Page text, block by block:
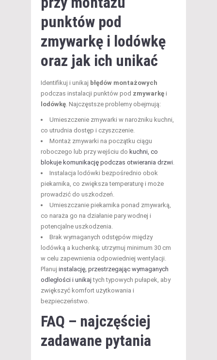
punktów pod
zmywarkę i lodówkę
oraz jak ich unikać
Identifikuj i unikaj błędów montażowych
podczas instalacji punktów pod zmywarkę i
lodówkę . Najczęstsze problemy obejmują:
Umieszczenie zmywarki w narożniku kuchni,
co utrudnia dostęp i czyszczenie.
Montaż zmywarki na początku ciągu
roboczego lub przy wejściu do kuchni, co
blokuje komunikację podczas otwierania drzwi
Instalacja lodówki bezpośrednio obok
piekarnika, co zwiększa temperaturę i może
prowadzić do uszkodzeń.
Umieszczanie piekarnika ponad zmywarką,
co naraża go na działanie pary wodnej i
potencjalne uszkodzenia.
Brak wymaganych odstępów między
lodówką a kuchenką; utrzymuj minimum 30 cm
w celu zapewnienia odpowiedniej wentylacji.
Planuj instalację, przestrzegając wymaganych
odległości i unikaj tych typowych pułapek, aby
zwiększyć komfort użytkowania i
bezpieczeństwo.
FAQ – najczęściej
zadawane pytania